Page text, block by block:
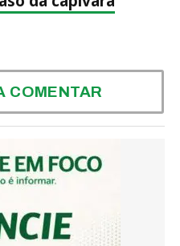
COMENTAR